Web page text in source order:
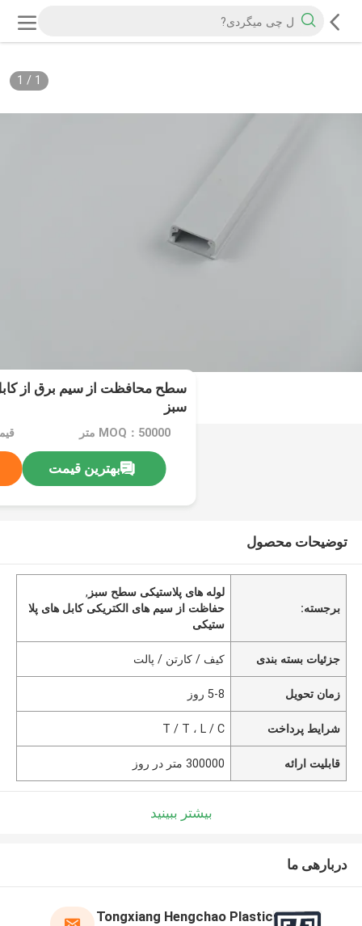
1
/
1
سطح محافظت از سیم برق از
سبز
MOQ：50000 متر
بهترین قیمت
توضیحات محصول
برجسته:
لوله های پلاستیکی سطح سبز ,
حفاظت از سیم های الکتریکی کابل های پلا
ستیکی
جزئیات بسته بندی کیف / کارتن / پالت
زمان تحویل 5-8 روز
شرایط پرداخت T / T ، L / C
قابلیت ارائه 300000 متر در روز
بیشتر ببینید
دربارهی ما
Tongxiang Hengchao Plastic